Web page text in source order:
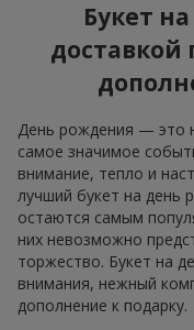
Букет
День рождения — это
самое значимое
внимание, тепло и
лучший букет на день
остаются самым
них невозможно
торжество. Букет на
внимания, нежный
дополнение к подарку.